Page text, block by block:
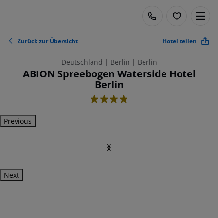
Zurück zur Übersicht Hotel teilen
Deutschland | Berlin | Berlin
ABION Spreebogen Waterside Hotel
Berlin
4
Previous
Next